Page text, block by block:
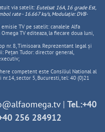
via satelit: Eutelsat 16A, 16 grade Est,
rate - 16.667 ks/s, Modulație: DVB-
TV pe satelit: canalele Alfa
TV editeaza, la fiecare doua luni,
nr. 8, Timisoara. Reprezentant legal și
Pețan Tudor: director general,
competent este Consiliul National al
sector 5, Bucuresti, tel: 40 (0)21
| Tel.:+40
256 284912